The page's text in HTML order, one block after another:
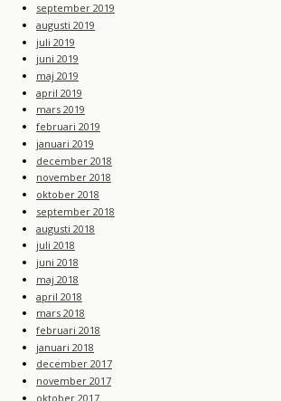
september 2019
augusti 2019
juli 2019
juni 2019
maj 2019
april 2019
mars 2019
februari 2019
januari 2019
december 2018
november 2018
oktober 2018
september 2018
augusti 2018
juli 2018
juni 2018
maj 2018
april 2018
mars 2018
februari 2018
januari 2018
december 2017
november 2017
oktober 2017